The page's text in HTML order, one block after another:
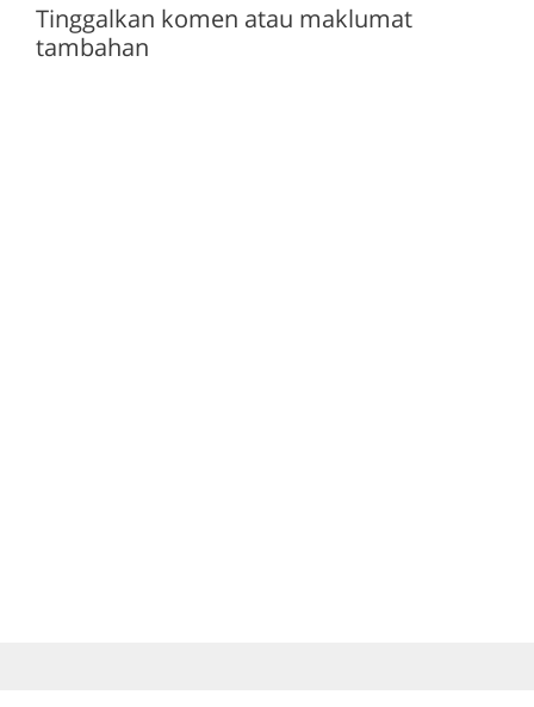
Tinggalkan komen atau maklumat
tambahan